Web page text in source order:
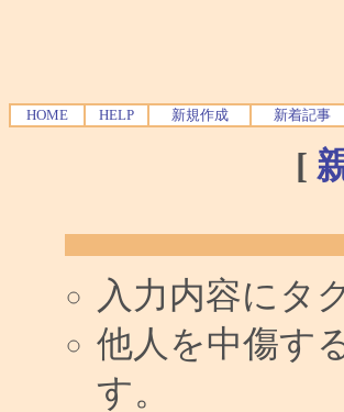
HOME HELP 新規作成 新着記事
[
入力内容にタ
他人を中傷す
す。